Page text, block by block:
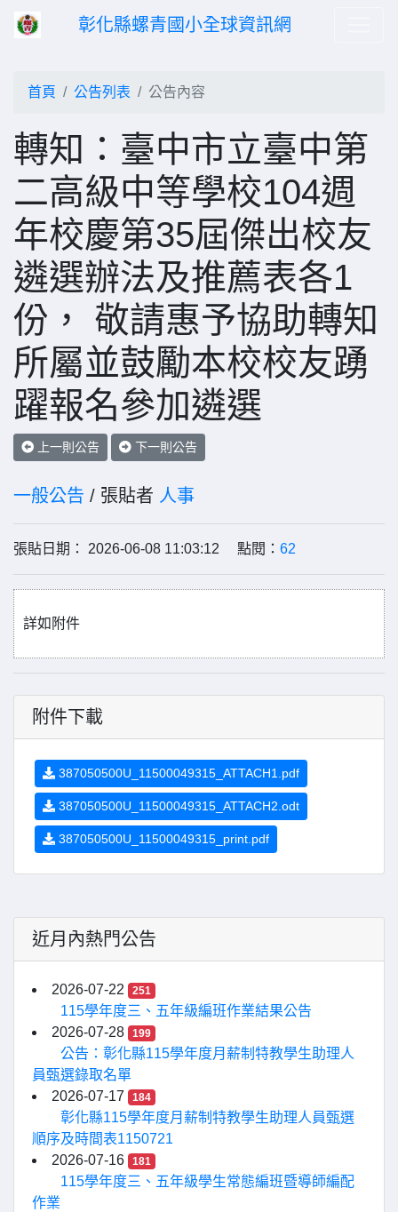
彰化縣螺青國小全球資訊網
首頁 公告列表 公告內容
轉知：臺中市立臺中第
二高級中等學校104週
年校慶第35屆傑出校友
遴選辦法及推薦表各1
份， 敬請惠予協助轉知
所屬並鼓勵本校校友踴
躍報名參加遴選
上一則公告 下一則公告
一般公告 / 張貼者 人事
張貼日期： 2026-06-08 11:03:12 點閱： 62
詳如附件
附件下載
387050500U_11500049315_ATTACH1.pdf
387050500U_11500049315_ATTACH2.odt
387050500U_11500049315_print.pdf
近月內熱門公告
2026-07-22 251
115學年度三、五年級編班作業結果公告
2026-07-28
199
公告：彰化縣115學年度月薪制特教學生助理人
員甄選錄取名單
2026-07-17
184
彰化縣115學年度月薪制特教學生助理人員甄選
順序及時間表1150721
2026-07-16
181
115學年度三、五年級學生常態編班暨導師編配
作業